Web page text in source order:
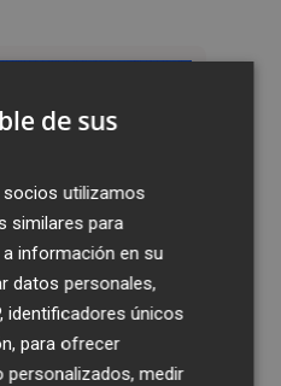
de sus
utilizamos
similares para
información en su
datos personales,
identificadores únicos
para ofrecer
personalizados, medir